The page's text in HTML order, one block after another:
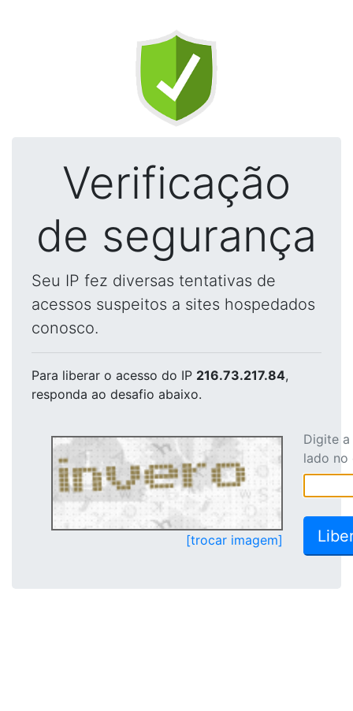
Verificação
de segurança
Seu IP fez diversas tentativas de
acessos suspeitos a sites hospedados
conosco.
Para liberar o acesso do IP 216.73.217.84,
responda ao desafio abaixo.
[trocar imagem]
Digite
lado no